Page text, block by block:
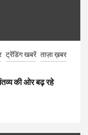
ट्रेंडिंग खबरें ताज़ा ख़बर
की ओर बढ़ रहे